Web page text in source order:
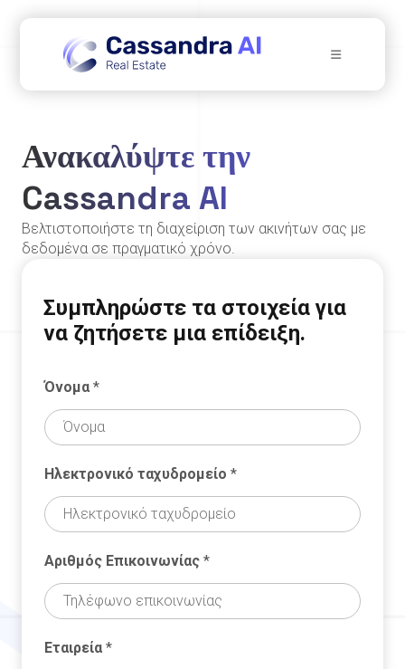
Ανακαλύψτε την
Cassandra AI
Βελτιστοποιήστε τη διαχείριση των ακινήτων σας με
δεδομένα σε πραγματικό χρόνο.
Συμπληρώστε τα στοιχεία για
να ζητήσετε μια επίδειξη.
Όνομα *
Ηλεκτρονικό ταχυδρομείο *
Αριθμός Επικοινωνίας *
Εταιρεία *